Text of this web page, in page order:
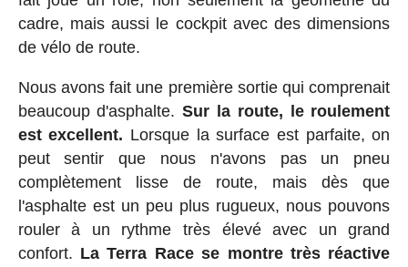
cadre, mais aussi le cockpit avec des dimensions
de vélo de route.
Nous avons fait une première sortie qui comprenait
beaucoup d'asphalte.Sur la route, le roulement
est excellent. Lorsque la surface est parfaite, on
peut sentir que nous n'avons pas un pneu
complètement lisse de route, mais dès que
l'asphalte est un peu plus rugueux, nous pouvons
rouler à un rythme très élevé avec un grand
confort. La Terra Race se montre très réactive